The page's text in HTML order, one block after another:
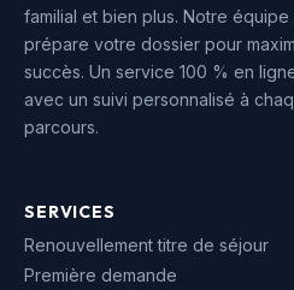
familial et bien plus. Notre
prépare votre dossier pour
succès. Un service 100 % en
avec un suivi personnalisé à
parcours.
SERVICES
Renouvellement titre de séjour
Première demande